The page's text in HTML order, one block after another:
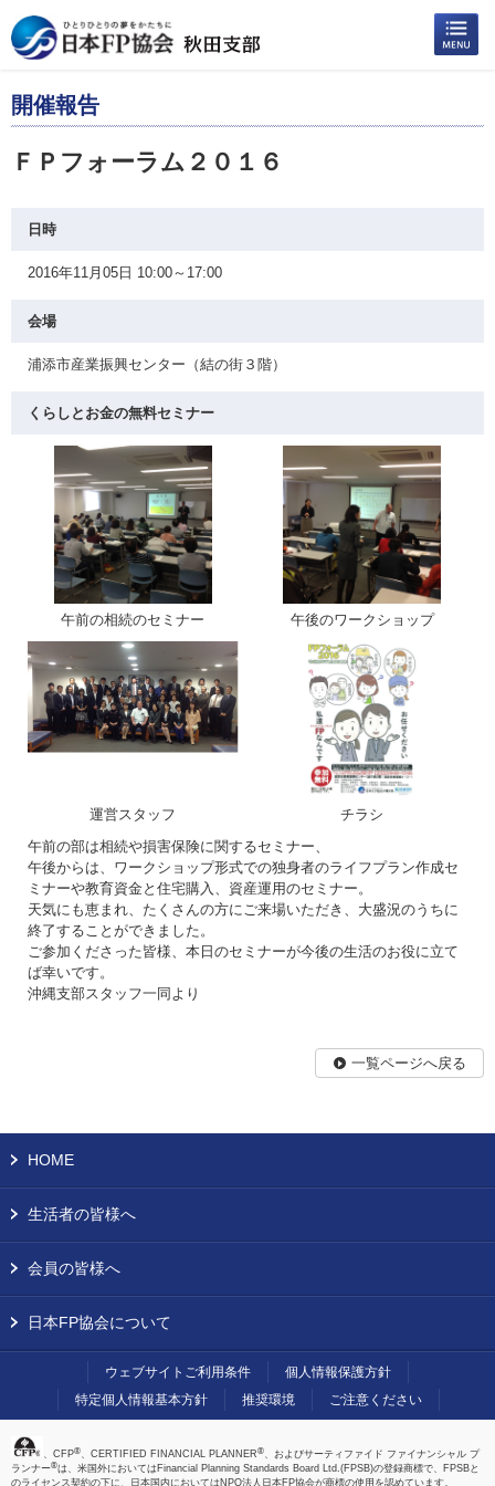
開催報告
ＦＰフォーラム２０１６
日時
2016年11月05日 10:00～17:00
会場
浦添市産業振興センター（結の街３階）
くらしとお金の無料セミナー
午前の相続のセミナー 午後のワークショップ
運営スタッフ
チラシ
午前の部は相続や損害保険に関するセミナー、
午後からは、ワークショップ形式での独身者のライフプラン作成セ
ミナーや教育資金と住宅購入、資産運用のセミナー。
天気にも恵まれ、たくさんの方にご来場いただき、大盛況のうちに
終了することができました。
ご参加くださった皆様、本日のセミナーが今後の生活のお役に立て
ば幸いです。
沖縄支部スタッフ一同より
一覧ページへ戻る
HOME
生活者の皆様へ
会員の皆様へ
日本FP協会について
ウェブサイトご利用条件
個人情報保護方針
特定個人情報基本方針
推奨環境 ご注意ください
、CFP®、CERTIFIED FINANCIAL PLANNER®、およびサーティファイド ファイナンシャル プ
ランナー®は、米国外においてはFinancial Planning Standards Board Ltd.(FPSB)の登録商標で、FPSBと
のライセンス契約の下に、日本国内においてはNPO法人日本FP協会が商標の使用を認めています。